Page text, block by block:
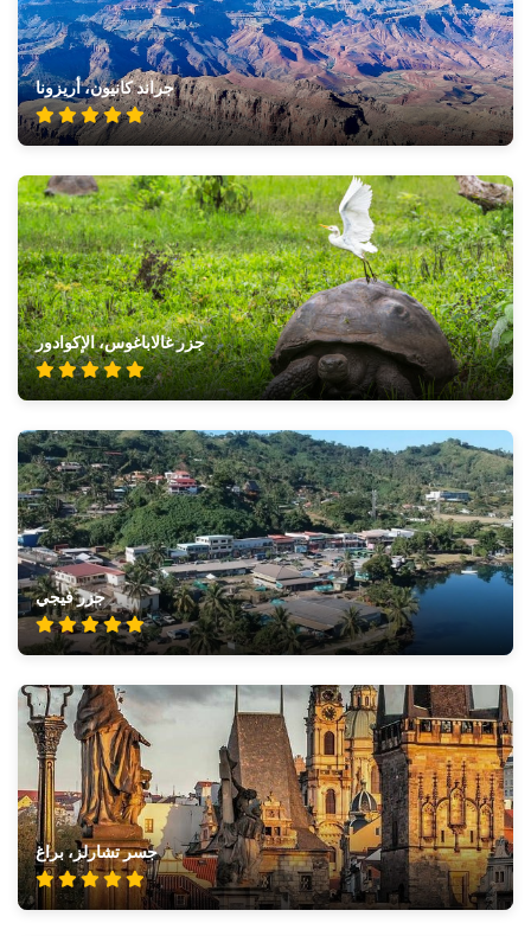
جراند كانيون، أريزونا
جزر غالاباغوس، الإكوادور
جزر فيجي
جسر تشارلز، براغ